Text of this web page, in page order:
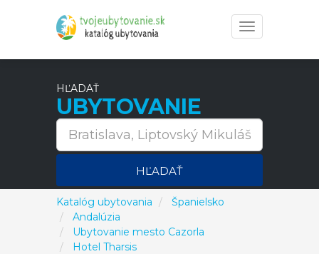
Toggle
navigation
HĽADAŤ
UBYTOVANIE
HĽADAŤ
Katalóg ubytovania
Španielsko
Andalúzia
Ubytovanie mesto Cazorla
Hotel Tharsis